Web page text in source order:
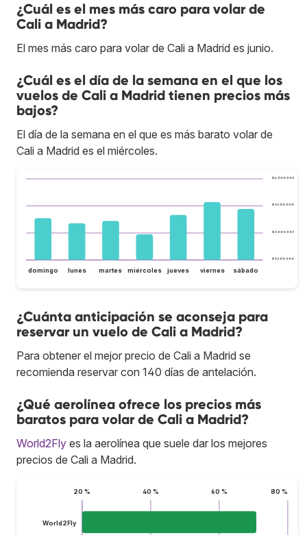
¿Cuál es el mes más caro para volar de
Cali a Madrid?
El mes más caro para volar de Cali a Madrid es junio.
¿Cuál es el día de la semana en el que los
vuelos de Cali a Madrid tienen precios más
bajos?
El día de la semana en el que es más barato volar de
Cali a Madrid es el miércoles.
$ 2.500.000
$ 3.000.000
$ 3.500.000
$ 4.000.000
domingo lunes martes miércoles jueves viernes sábado
¿Cuánta anticipación se aconseja para
reservar un vuelo de Cali a Madrid?
Para obtener el mejor precio de Cali a Madrid se
recomienda reservar con 140 días de antelación.
¿Qué aerolínea ofrece los precios más
baratos para volar de Cali a Madrid?
World2Fly es la aerolínea que suele dar los mejores
precios de Cali a Madrid.
20 % 40 % 60 % 80 %
World2Fly